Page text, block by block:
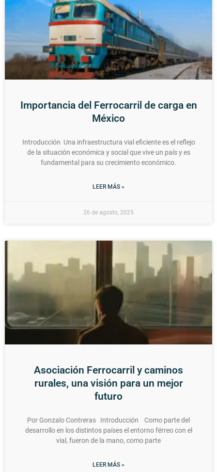
Importancia del Ferrocarril de carga en
México
Introducción Una infraestructura vial eficiente es el reflejo
de la situación económica y social que vive un país y es
fundamental para su crecimiento económico.
LEER MÁS »
26 de agosto, 2025
Asociación Ferrocarril y caminos
rurales, una visión para un mejor
futuro
Por Gonzalo Contreras Introducción Como parte del
desarrollo en los distintos países el entorno férreo con el
vial, fueron de la mano, como parte
LEER MÁS »